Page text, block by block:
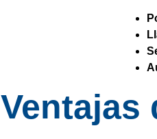
Ventajas